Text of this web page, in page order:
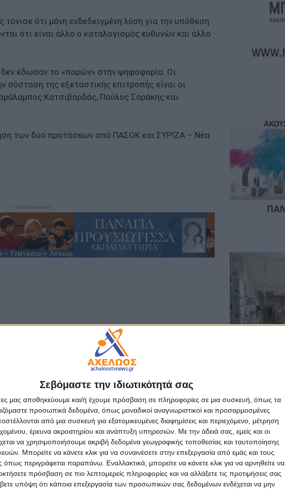
Σεβόμαστε την ιδιωτικότητά σας
μας αποθηκεύουμε και/ή έχουμε πρόσβαση σε πληροφορίες σε μια συσκευή, όπως τα
προσωπικά δεδομένα, όπως μοναδικοί αναγνωριστικοί και προσαρμοσμένες
από μια συσκευή για εξατομικευμένες διαφημίσεις και περιεχόμενο, μέτρηση
έρευνα ακροατηρίου και ανάπτυξη υπηρεσιών. Με την άδειά σας, εμείς και οι
να χρησιμοποιήσουμε ακριβή δεδομένα γεωγραφικής τοποθεσίας και ταυτοποίησης
Μπορείτε να κάνετε κλικ για να συναινέσετε στην επεξεργασία από εμάς και τους
περιγράφεται παραπάνω. Εναλλακτικά, μπορείτε να κάνετε κλικ για να αρνηθείτε να
πρόσβαση σε πιο λεπτομερείς πληροφορίες και να αλλάξετε τις προτιμήσεις σας
υπόψη ότι κάποια επεξεργασία των προσωπικών σας δεδομένων ενδέχεται να μην
ότι μόνη ενδεδειγμένη λύση για την υπόθεση
ότι είναι άλλο ο καταλογισμός ευθυνών και άλλο
έδωσαν το «παρών» στην ψηφοφορία. Οι
σύσταση της εξεταστικής επιτροπής είναι οι
Κατσιβαρδάς, Παύλος Σαράκης και
των δύο προτάσεων από ΠΑΣΟΚ και ΣΥΡΙΖΑ – Νέα
- Advertisement -